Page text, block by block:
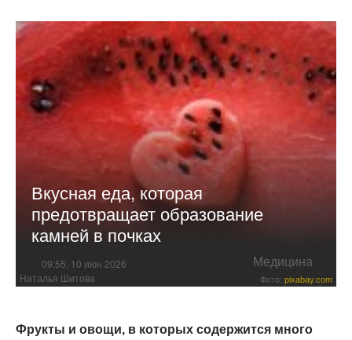
Вкусная еда, которая
предотвращает образование
камней в почках
09:55, 10 июн 2026 Медицина
Наталья Шитова Фото: pixabay.com
Фрукты и овощи, в которых содержится много